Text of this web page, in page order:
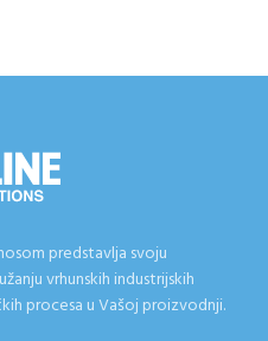
predstavlja svoju
vrhunskih industrijskih
procesa u Vašoj proizvodnji.